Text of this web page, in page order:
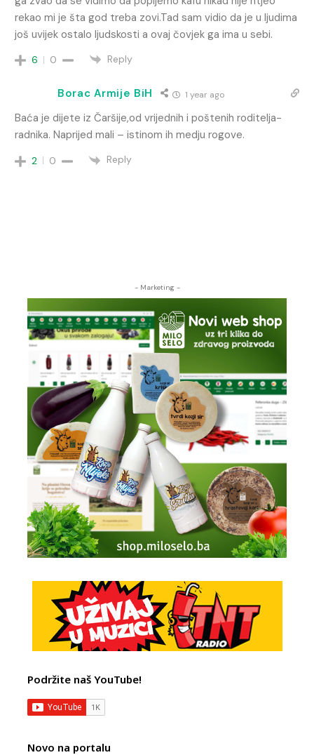
rekao mi je šta god treba zovi.Tad sam vidio da je u ljudima
još uvijek ostalo ljudskosti a ovaj čovjek ga ima u sebi.
6 0 Reply
Borac Armije BiH 1 year ago
Baća je dijete iz Čaršije,od vrijednih i poštenih roditelja-
radnika. Naprijed mali – istinom ih medju rogove.
2 0 Reply
- Marketing -
Podržite naš YouTube!
Novo na portalu